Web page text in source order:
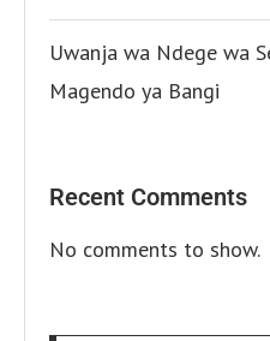
Uwanja wa Ndege wa
Magendo ya Bangi
Recent Comments
No comments to show.